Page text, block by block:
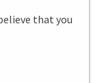
that you